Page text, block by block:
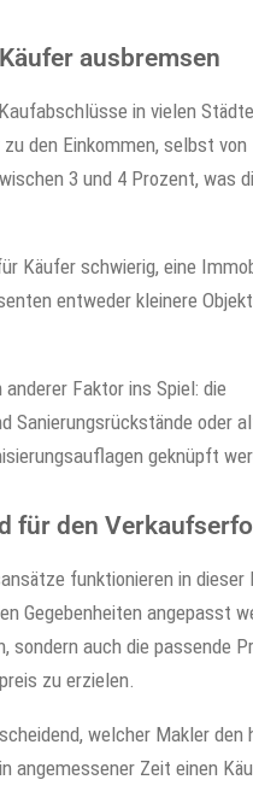
ausbremsen
in vielen
den Einkommen, selbst von
3 und 4 Prozent, was
Käufer schwierig, eine
entweder kleinere
Faktor ins Spiel: die
Sanierungsrückstände oder
geknüpft
für den
funktionieren in dieser
Gegebenheiten angepasst
sondern auch die passende
zu erzielen.
welcher Makler den
angemessener Zeit einen